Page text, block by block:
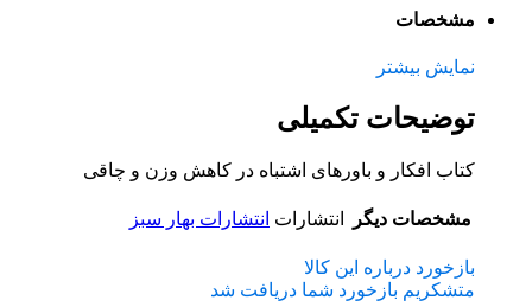
مشخصات
نمایش بیشتر
توضیحات تکمیلی
کتاب افکار و باورهای اشتباه در کاهش وزن و چاقی
مشخصات دیگر انتشارات انتشارات بهار سبز
بازخورد درباره این کالا
متشکریم بازخورد شما دریافت شد